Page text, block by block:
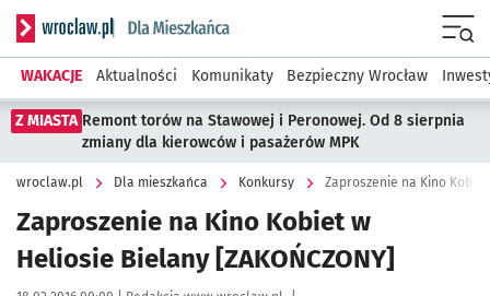
Serwis informacyjny wroclaw.pl podserwis: Dla mieszkańca
WAKACJE Aktualności Komunikaty Bezpieczny Wrocław
Z MIASTA Remont torów na Stawowej i Peronowej. Od 8 sierpnia
zmiany dla kierowców i pasażerów MPK
wroclaw.pl Dla mieszkańca Konkursy Zaproszenie na Kino Kobiet
Zaproszenie na Kino Kobiet w
Heliosie Bielany [ZAKOŃCZONY]